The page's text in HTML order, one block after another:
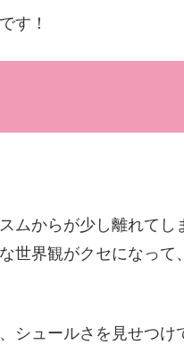
す！
ムからが少し離れてし
世界観がクセになって
シュールさを見せつけ